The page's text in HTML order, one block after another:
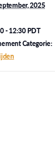
2025
- 12:30 PDT
Categorie: